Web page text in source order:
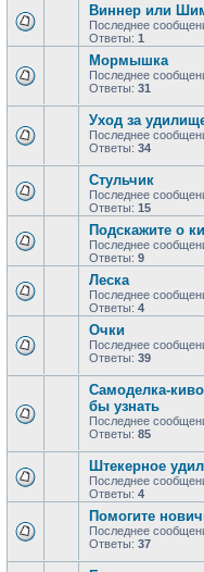
Виннер или
Последнее
Ответы: 1
Мормышка
Последнее
Ответы: 31
Уход за
Последнее
Ответы: 34
Стульчик
Последнее
Ответы: 15
Подскажите о
Последнее
Ответы: 9
Леска
Последнее
Ответы: 4
Очки
Последнее
Ответы: 39
Самоделка-
бы узнать
Последнее
Ответы: 85
Штекерное
Последнее
Ответы: 4
Помогите
Последнее
Ответы: 37